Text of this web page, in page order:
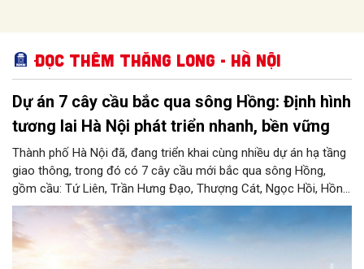
Đọc thêm Thăng Long - Hà Nội
Dự án 7 cây cầu bắc qua sông Hồng: Định hình
tương lai Hà Nội phát triển nhanh, bền vững
Thành phố Hà Nội đã, đang triển khai cùng nhiều dự án hạ tầng
giao thông, trong đó có 7 cây cầu mới bắc qua sông Hồng,
gồm cầu: Tứ Liên, Trần Hưng Đạo, Thượng Cát, Ngọc Hồi, Hồng
Hà, Mễ Sở và Vân Phúc. 7 cây cầu này vừa giải bài toán hạ tầng
giao thông Thủ đô, vừa thể hiện tầm nhìn chiến lược và cuộc
cách mạng không gian để định hình tương lai phát triển bền
vững Thủ đô trong kỷ nguyên mới.